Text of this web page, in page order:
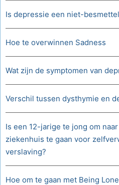
Is depressie een niet-
Hoe te overwinnen Sadness
Wat zijn de symptomen van
Verschil tussen dysthymie en
Is een 12-jarige te jong om
ziekenhuis te gaan voor
verslaving?
Hoe om te gaan met Being